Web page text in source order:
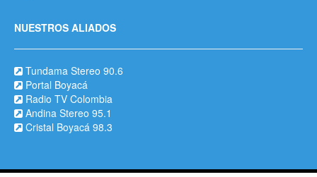
NUESTROS ALIADOS
Tundama Stereo 90.6
Portal Boyacá
Radio TV Colombia
Andina Stereo 95.1
Cristal Boyacá 98.3